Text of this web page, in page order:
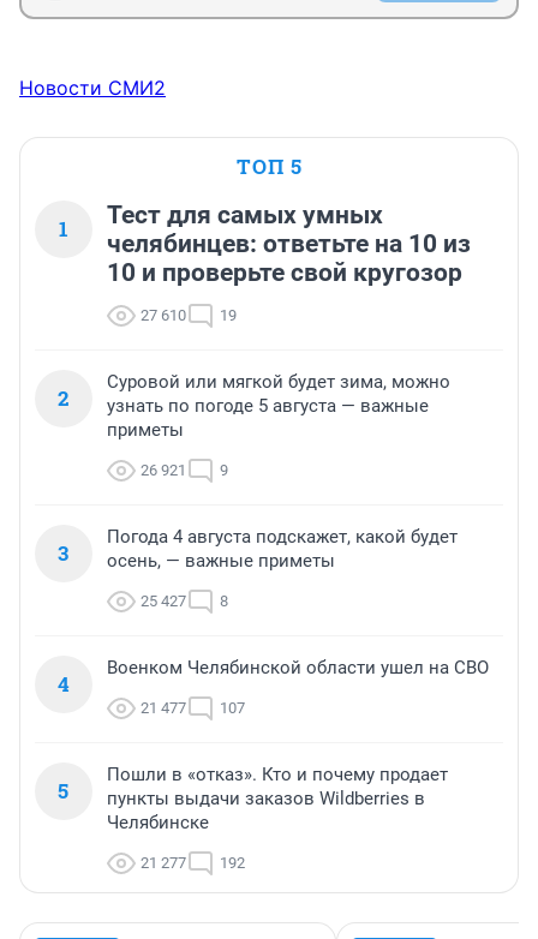
Новости СМИ2
ТОП 5
1
Тест для самых умных
челябинцев: ответьте на 10 из
10 и проверьте свой кругозор
27 610 19
2
Суровой или мягкой будет зима, можно
узнать по погоде 5 августа — важные
приметы
26 921 9
3
Погода 4 августа подскажет, какой будет
осень, — важные приметы
25 427 8
4
Военком Челябинской области ушел на СВО
21 477 107
5
Пошли в «отказ». Кто и почему продает
пункты выдачи заказов Wildberries в
Челябинске
21 277 192